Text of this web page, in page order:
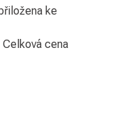
ke
cena